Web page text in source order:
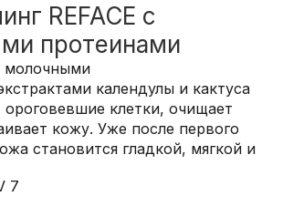
REFACE с
протеинами
молочными
календулы и кактуса
ороговевшие клетки, очищает
кожу. Уже после первого
становится гладкой, мягкой и
7